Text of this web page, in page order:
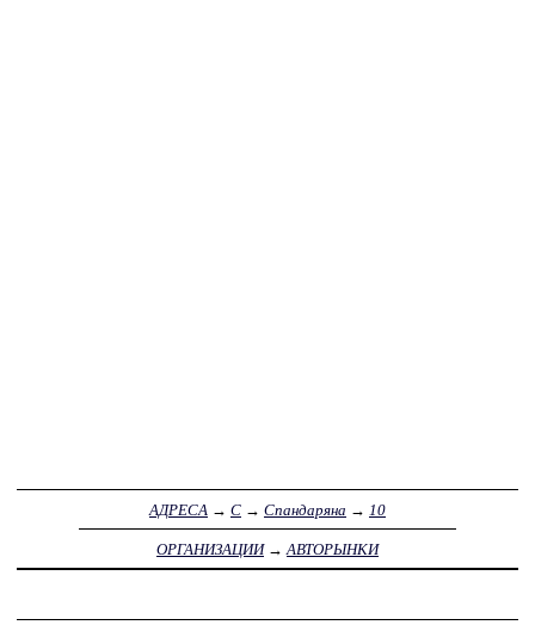
АДРЕСА → С → Спандаряна → 10
ОРГАНИЗАЦИИ→ АВТОРЫНКИ